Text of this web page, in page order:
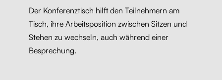
Der Konferenztisch hilft den Teilnehmern am
Tisch, ihre Arbeitsposition zwischen Sitzen und
Stehen zu wechseln, auch während einer
Besprechung.